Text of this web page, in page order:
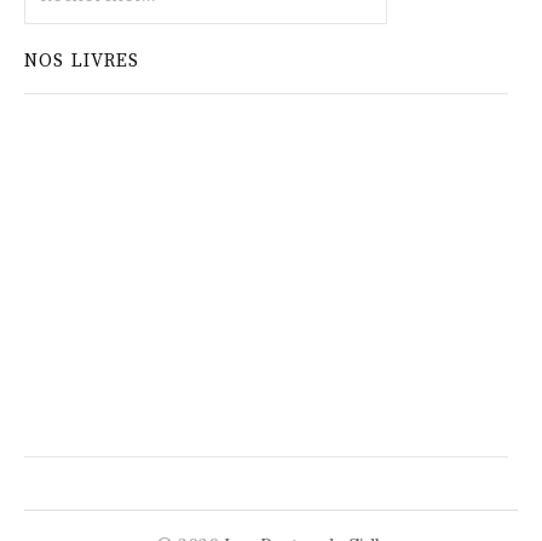
NOS LIVRES